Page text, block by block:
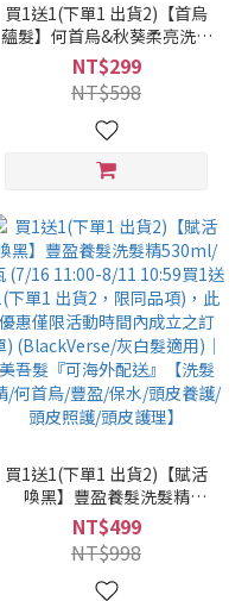
買1送1(下單1 出貨2)【首烏
蘊髮】何首烏&秋葵柔亮洗髮
精520ml/瓶 (8/3 11:00-8/11
10:59買1送1(下單1 出貨2，
限同品項)，此優惠僅限活動
時間內成立之訂單) ｜美吾髮
NT$299
NT$598
買1送1(下單1 出貨2)【賦活
喚黑】豐盈養髮洗髮精
530ml/瓶 (7/16 11:00-8/11
10:59買1送1(下單1 出貨2，
限同品項)，此優惠僅限活動
時間內成立之訂單)
NT$499
NT$998